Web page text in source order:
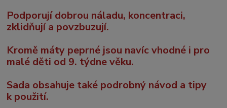
Podporují dobrou náladu, koncentraci,
zklidňují a povzbuzují.
Kromě máty peprné jsou navíc vhodné i pro
malé děti od 9. týdne věku.
Sada obsahuje také podrobný návod a tipy
k použití.